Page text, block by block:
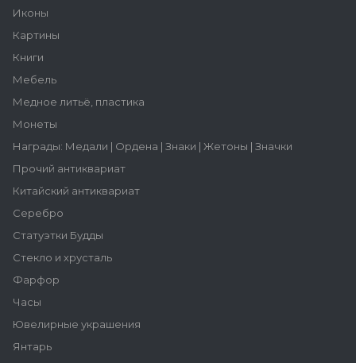
Иконы
Картины
Книги
Мебель
Медное литьё, пластика
Монеты
Награды: Медали | Ордена | Знаки | Жетоны | Значки
Прочий антиквариат
Китайский антиквариат
Серебро
Статуэтки Будды
Стекло и хрусталь
Фарфор
Часы
Ювелирные украшения
Янтарь